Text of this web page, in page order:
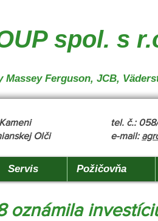
spol. s
Ferguson, JCB,
Olči
tel. č.:
e-mail:
Servis Požičovňa
oznámila